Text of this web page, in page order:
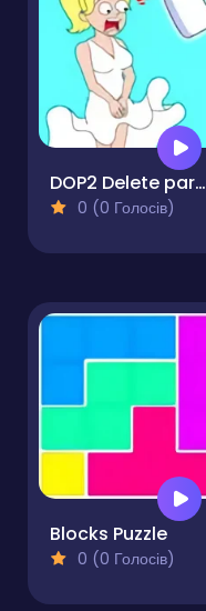
DOP2 Delete part in Love Story
0 (0 Голосів)
Blocks Puzzle
0 (0 Голосів)